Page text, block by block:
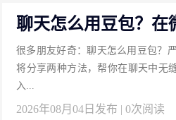
聊天怎么用豆包？
很多朋友好奇：聊天怎么用豆包？
将分享两种方法，帮你在聊天中无
入...
2026年08月04日发布 | 0次阅读